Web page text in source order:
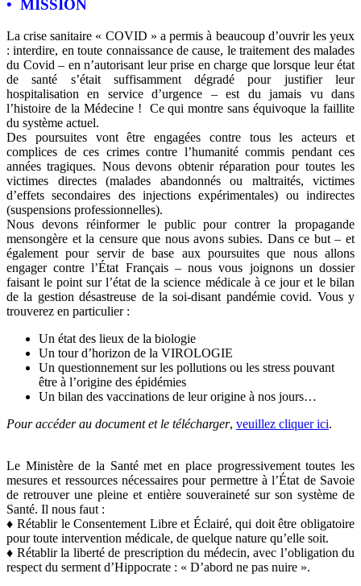
• MISSION
La crise sanitaire « COVID » a permis à beaucoup d’ouvrir les yeux
: interdire, en toute connaissance de cause, le traitement des malades
du Covid – en n’autorisant leur prise en charge que lorsque leur état
de santé s’était suffisamment dégradé pour justifier leur
hospitalisation en service d’urgence – est du jamais vu dans
l’histoire de la Médecine ! Ce qui montre sans équivoque la faillite
du système actuel.
Des poursuites vont être engagées contre tous les acteurs et
complices de ces crimes contre l’humanité commis pendant ces
années tragiques. Nous devons obtenir réparation pour toutes les
victimes directes (malades abandonnés ou maltraités, victimes
d’effets secondaires des injections expérimentales) ou indirectes
(suspensions professionnelles).
Nous devons réinformer le public pour contrer la propagande
mensongère et la censure que nous avons subies. Dans ce but – et
également pour servir de base aux poursuites que nous allons
engager contre l’État Français – nous vous joignons un dossier
faisant le point sur l’état de la science médicale à ce jour et le bilan
de la gestion désastreuse de la soi-disant pandémie covid. Vous y
trouverez en particulier :
Un état des lieux de la biologie
Un tour d’horizon de la VIROLOGIE
Un questionnement sur les pollutions ou les stress pouvant
être à l’origine des épidémies
Un bilan des vaccinations de leur origine à nos jours…
Pour accéder au document et le télécharger, veuillez cliquer ici.
Le Ministère de la Santé met en place progressivement toutes les
mesures et ressources nécessaires pour permettre à l’État de Savoie
de retrouver une pleine et entière souveraineté sur son système de
Santé. Il nous faut :
♦ Rétablir le Consentement Libre et Éclairé, qui doit être obligatoire
pour toute intervention médicale, de quelque nature qu’elle soit.
♦ Rétablir la liberté de prescription du médecin, avec l’obligation du
respect du serment d’Hippocrate : « D’abord ne pas nuire ».